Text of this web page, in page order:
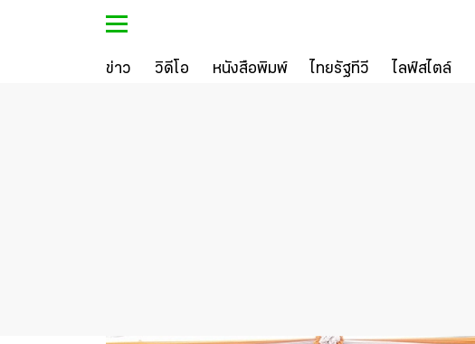
ข่าว วิดีโอ หนังสือพิมพ์ ไทยรัฐทีวี ไลฟ์สไตล์